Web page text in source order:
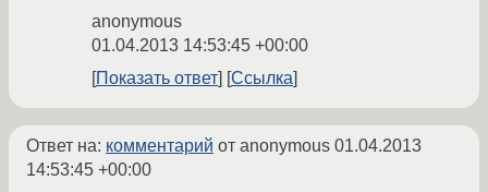
anonymous
01.04.2013 14:53:45 +00:00
Показать ответ
Ссылка
Ответ на: комментарий от anonymous 01.04.2013
14:53:45 +00:00